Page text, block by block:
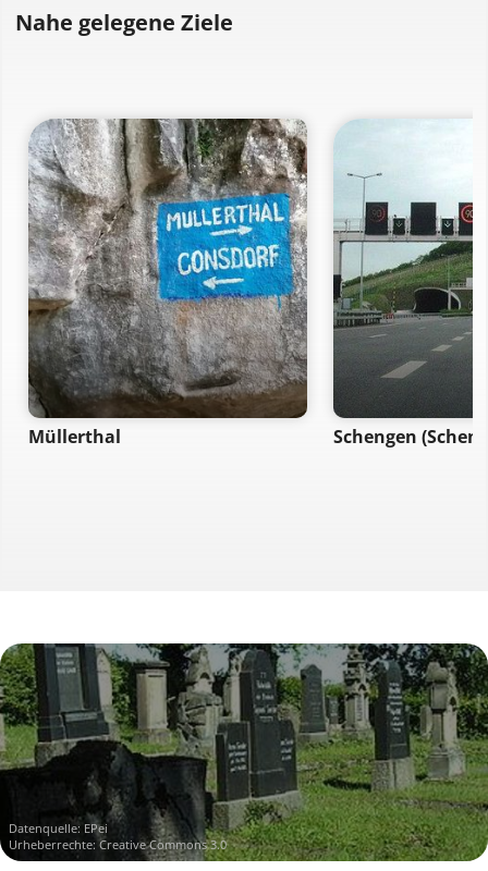
Nahe gelegene Ziele
Müllerthal Schengen
Datenquelle: EPei
Urheberrechte: Creative Commons 3.0